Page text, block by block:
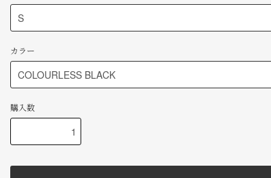
カラー
購入数